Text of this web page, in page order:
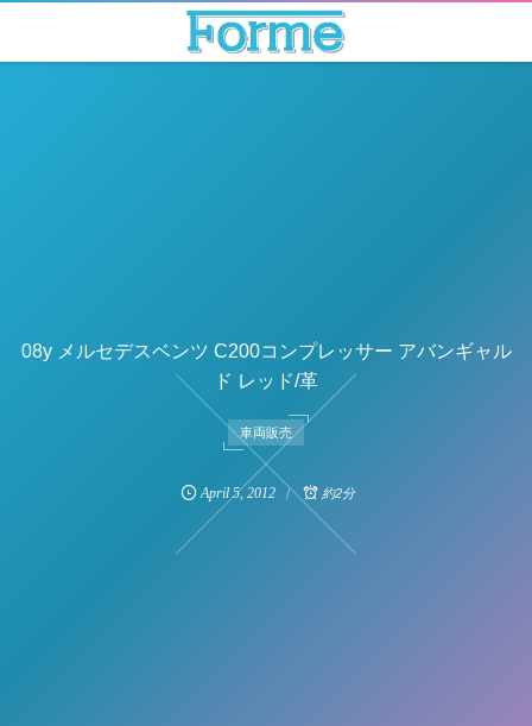
08y メルセデスベンツ C200コンプレッサー アバンギャル
ド レッド/革
車両販売
April 5,2012 約2分